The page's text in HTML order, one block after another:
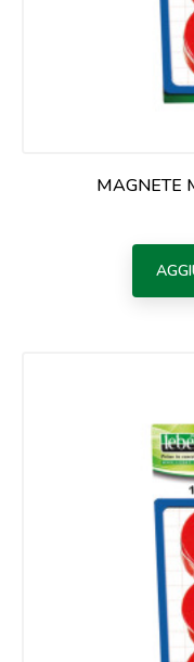
MAGNETE